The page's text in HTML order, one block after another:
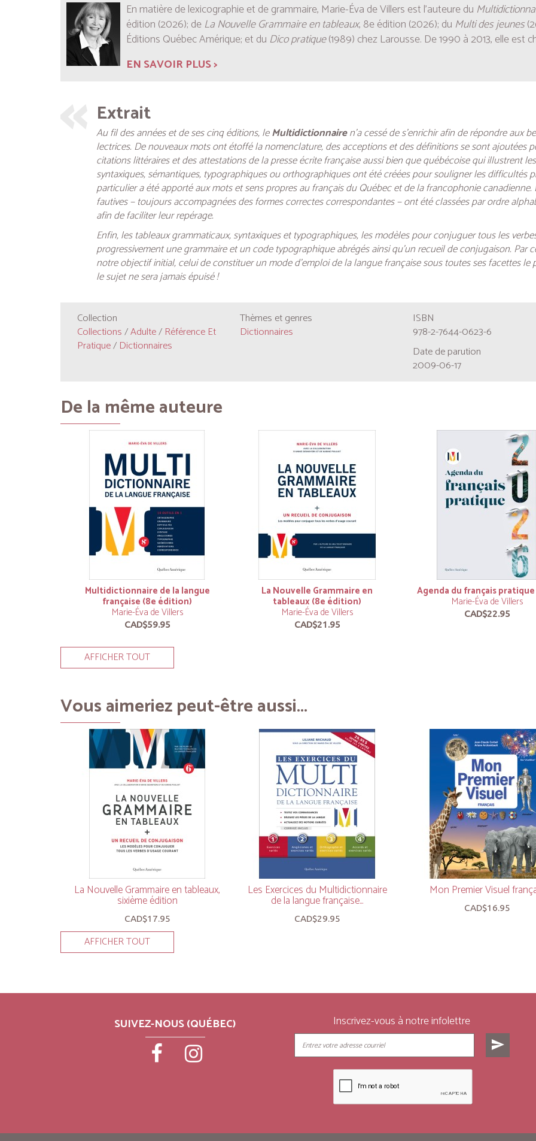
En matière de lexicographie et de grammaire, Marie-Éva de Villers est l’auteure du
édition (2026); de La Nouvelle Grammaire en tableaux, 8e édition (2026); du Multi des jeunes
Éditions Québec Amérique; et du Dico pratique(1989) chez Larousse. De 1990 à 2013, elle est
EN SAVOIR PLUS >
Extrait
Au fil des années et de ses cinq éditions, leMultidictionnairen’a cessé de s’enrichir afin de répondre aux
lectrices. De nouveaux mots ont étoffé la nomenclature, des acceptions et des définitions se sont ajoutées
citations littéraires et des attestations de la presse écrite française aussi bien que québécoise qui illustrent
syntaxiques, sémantiques, typographiques ou orthographiques ont été créées pour souligner les difficultés
particulier a été apporté aux mots et sens propres au français du Québec et de la francophonie
fautives − toujours accompagnées des formes correctes correspondantes − ont été classées par ordre
afin de faciliter leur repérage.
Enfin, les tableaux grammaticaux, syntaxiques et typographiques, les modèles pour conjuguer tous les
progressivement une grammaire et un code typographique abrégés ainsi qu’un recueil de conjugaison. Par
notre objectif initial, celui de constituer un mode d’emploi de la langue française sous toutes ses facettes
le sujet ne sera jamais épuisé !
Collection
Collections/Adulte/ Référence Et
Pratique/ Dictionnaires
Thèmes et genres
Dictionnaires
ISBN
978-2-7644-0623-6
Date de parution
2009-06-17
De la même auteure
Multidictionnaire de la langue
française (8e édition)
Marie-Éva de Villers
CAD$59.95
La Nouvelle Grammaire en
tableaux (8e édition)
Marie-Éva de Villers
CAD$21.95
Agenda du français
Marie-Éva de Villers
CAD$22.95
AFFICHER TOUT
Vous aimeriez peut-être aussi...
La Nouvelle Grammaire en tableaux,
sixième édition
CAD$17.95
Les Exercices du Multidictionnaire
de la langue française...
CAD$29.95
Mon Premier Visuel
CAD$16.95
AFFICHER TOUT
SUIVEZ-NOUS (QUÉBEC) Inscrivez-vous à notre infolettre
send